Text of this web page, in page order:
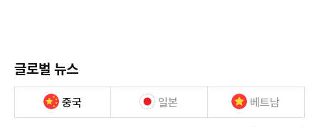
글로벌 뉴스
중국 일본 베트남